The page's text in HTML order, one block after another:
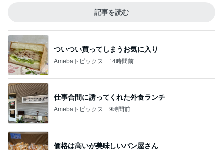
記事を読む
ついつい買ってしまうお気に入り
Amebaトピックス 14時間前
仕事合間に誘ってくれた外食ランチ
Amebaトピックス 9時間前
価格は高いが美味しいパン屋さん